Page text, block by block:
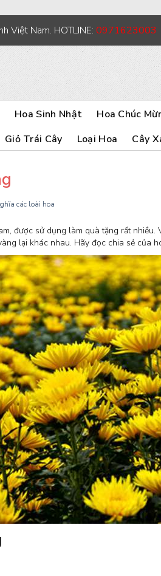
Việt Nam. HOTLINE: 0971623003
Hoa Sinh Nhật Hoa Chúc
Giỏ Trái Cây
Loại Hoa Cây
các loài hoa
được sử dụng làm quà tặng rất nhiều.
lại khác nhau. Hãy đọc chia sẻ của